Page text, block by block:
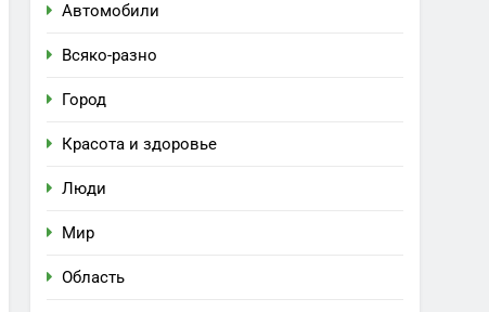
Автомобили
Всяко-разно
Город
Красота и здоровье
Люди
Мир
Область